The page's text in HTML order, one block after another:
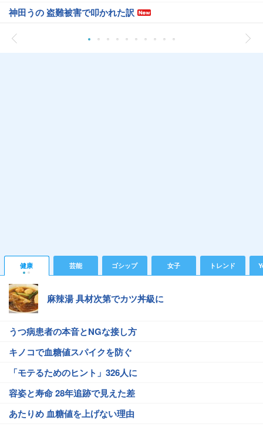
神田うの 盗難被害で叩かれた訳
健康 芸能 ゴシップ 女子 トレンド
麻辣湯 具材次第でカツ丼級に
うつ病患者の本音とNGな接し方
キノコで血糖値スパイクを防ぐ
「モテるためのヒント」326人に
容姿と寿命 28年追跡で見えた差
あたりめ 血糖値を上げない理由